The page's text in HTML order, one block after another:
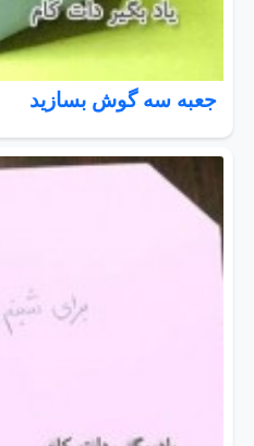
جعبه سه گوش بسازید